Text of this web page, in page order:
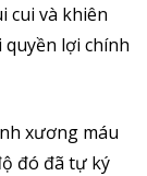
cui và khiên
lợi chính
xương máu
đó đã tự ký